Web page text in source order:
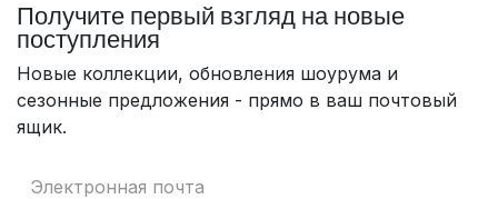
Получите первый взгляд на новые
поступления
Новые коллекции, обновления шоурума и
сезонные предложения - прямо в ваш почтовый
ящик.